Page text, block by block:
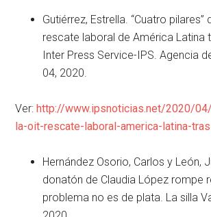
Gutiérrez, Estrella. “Cuatro pilares”
rescate laboral de América Latina
Inter Press Service-IPS. Agencia
04, 2020.
Ver: http://www.ipsnoticias.net/2020/
la-oit-rescate-laboral-america-latina-
Hernández Osorio, Carlos y León,
donatón de Claudia López rompe
problema no es de plata. La silla